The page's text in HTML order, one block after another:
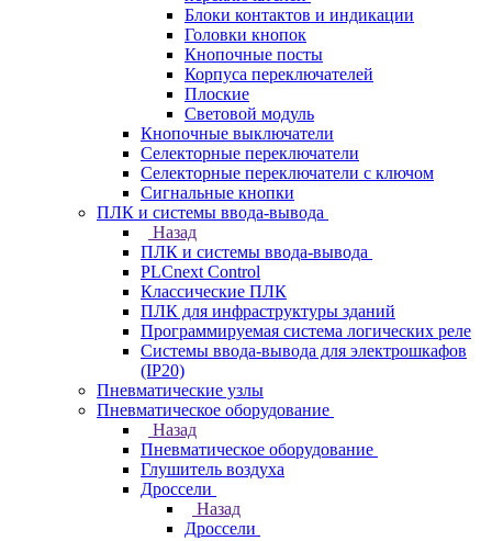
Блоки контактов и индикации
Головки кнопок
Кнопочные посты
Корпуса переключателей
Плоские
Световой модуль
Кнопочные выключатели
Селекторные переключатели
Селекторные переключатели с ключом
Сигнальные кнопки
ПЛК и системы ввода-вывода
Назад
ПЛК и системы ввода-вывода
PLCnext Control
Классические ПЛК
ПЛК для инфраструктуры зданий
Программируемая система логических реле
Системы ввода-вывода для электрошкафов
(IP20)
Пневматические узлы
Пневматическое оборудование
Назад
Пневматическое оборудование
Глушитель воздуха
Дроссели
Назад
Дроссели